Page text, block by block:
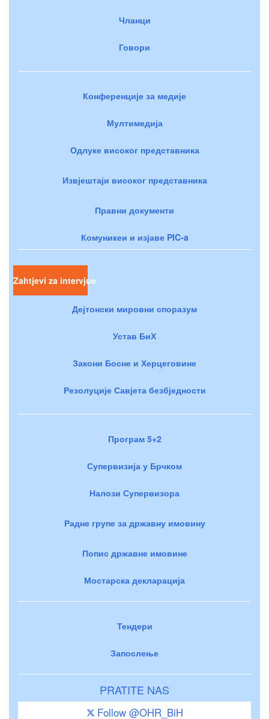
Чланци
Говори
Конференције за медије
Мултимедија
Одлуке високог представника
Извјештаји високог представника
Правни документи
Комуникеи и изјаве PIC-a
Zahtjevi za intervjue
Дејтонски мировни споразум
Устав БиХ
Закони Босне и Херцеговине
Резолуције Савјета безбједности
Програм 5+2
Супервизија у Брчком
Налози Супервизора
Радне групе за државну имовину
Попис државне имовине
Мостарска декларација
Тендери
Запослење
PRATITE NAS
Follow @OHR_BiH